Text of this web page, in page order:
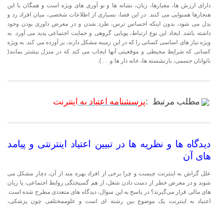
دارای ارزش ها، معیارها، زبان، نشانه ها و نو آوری های ویژه است و همگان با این
هنجارها همنوایی می کنند. در این فضا، بسیاری از اطلاعات شخصی، میان افراد رد و
بدل می شود، بدون اینکه احساس ترس، طرد شدن و در معرض داوری بودن وجود
داشته باشد. ایجاد این نوع ارتباط، پویایی گروهی و حمایت اجتماعی پدید می آورد. به
ویژه نیاز های اساسی کسانی را که در این زمینه مشکل دارند، بر آورده می کند. به ویژه
کسانی که شرایط محیطی و موقعیتی آنها ایجاب می کند که در منزل بیشتر بمانند(
ناتوانان جسمی، بازنشسته ها، خانه دار ها و. . . ).
مطلب مرتبط :پرسشنامه اعتیاد به اینترنت
دیدگاه ها و نظریه ها در تبیین اعتیاد اینترنتی و پیامد
های آن
علل گراش به اینترنت چیست و چرا برخی از افراد بهره مند از آن، دچار مشکل می
شوند و در معرض خطر از دست دادن شغل، از هم گسیختگی روابط اجتماعی، یا زیان
های مالی قرار می‌گیرند؟ در پاسخ به این سوال، دیدگاه های متعددی مطرح شده است.
اعتیاد به اینترنت یک موضوع بین رشته ای است و علوممختلفی چون پزشکی،